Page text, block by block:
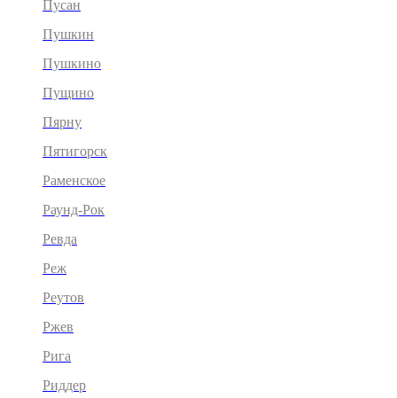
Пусан
Пушкин
Пушкино
Пущино
Пярну
Пятигорск
Раменское
Раунд-Рок
Ревда
Реж
Реутов
Ржев
Рига
Риддер